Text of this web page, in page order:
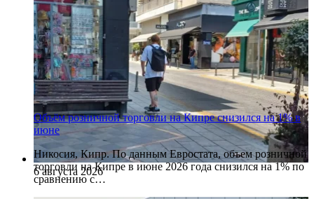
6 августа 2026
Объём розничной торговли на Кипре снизился на 1% в
июне
Никосия, Кипр. По данным Евростата, объем розничной
торговли на Кипре в июне 2026 года снизился на 1% по
сравнению с…